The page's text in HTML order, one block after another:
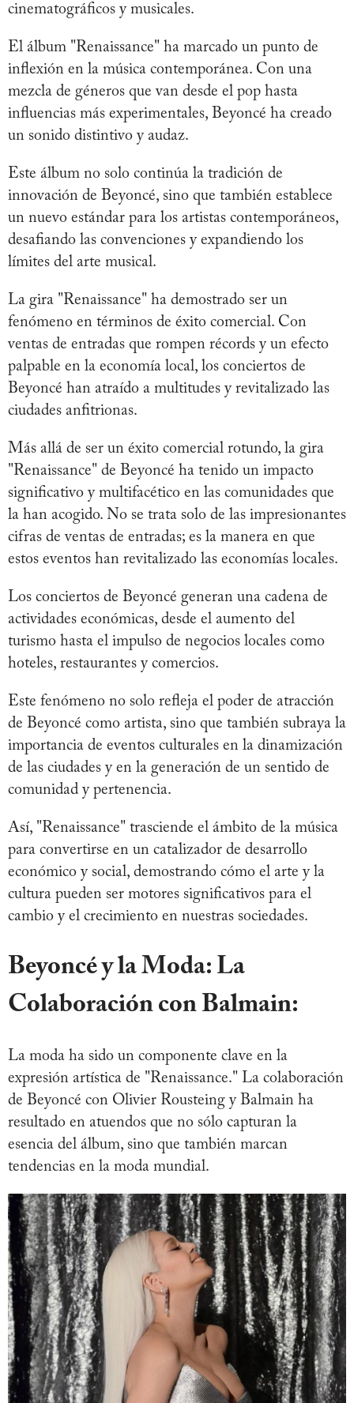
cinematográficos y musicales.
El álbum "Renaissance" ha marcado un punto de
inflexión en la música contemporánea. Con una
mezcla de géneros que van desde el pop hasta
influencias más experimentales, Beyoncé ha creado
un sonido distintivo y audaz.
Este álbum no solo continúa la tradición de
innovación de Beyoncé, sino que también establece
un nuevo estándar para los artistas contemporáneos,
desafiando las convenciones y expandiendo los
límites del arte musical.
La gira "Renaissance" ha demostrado ser un
fenómeno en términos de éxito comercial. Con
ventas de entradas que rompen récords y un efecto
palpable en la economía local, los conciertos de
Beyoncé han atraído a multitudes y revitalizado las
ciudades anfitrionas.
Más allá de ser un éxito comercial rotundo, la gira
"Renaissance" de Beyoncé ha tenido un impacto
significativo y multifacético en las comunidades que
la han acogido. No se trata solo de las impresionantes
cifras de ventas de entradas; es la manera en que
estos eventos han revitalizado las economías locales.
Los conciertos de Beyoncé generan una cadena de
actividades económicas, desde el aumento del
turismo hasta el impulso de negocios locales como
hoteles, restaurantes y comercios.
Este fenómeno no solo refleja el poder de atracción
de Beyoncé como artista, sino que también subraya la
importancia de eventos culturales en la dinamización
de las ciudades y en la generación de un sentido de
comunidad y pertenencia.
Así, "Renaissance" trasciende el ámbito de la música
para convertirse en un catalizador de desarrollo
económico y social, demostrando cómo el arte y la
cultura pueden ser motores significativos para el
cambio y el crecimiento en nuestras sociedades.
Beyoncé y la Moda: La
Colaboración con Balmain:
La moda ha sido un componente clave en la
expresión artística de "Renaissance." La colaboración
de Beyoncé con Olivier Rousteing y Balmain ha
resultado en atuendos que no sólo capturan la
esencia del álbum, sino que también marcan
tendencias en la moda mundial.